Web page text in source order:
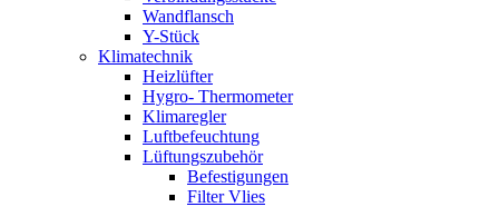
Wandflansch
Y-Stück
Klimatechnik
Heizlüfter
Hygro- Thermometer
Klimaregler
Luftbefeuchtung
Lüftungszubehör
Befestigungen
Filter Vlies